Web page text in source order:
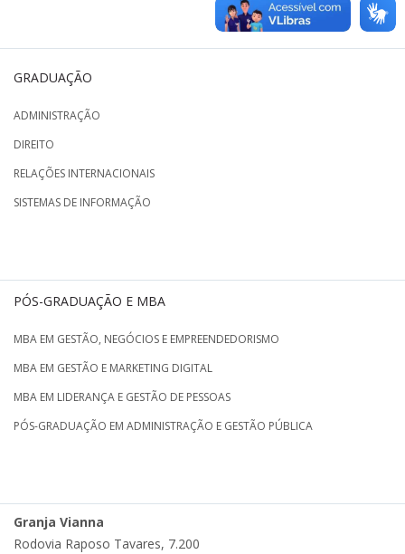
GRADUAÇÃO
ADMINISTRAÇÃO
DIREITO
RELAÇÕES INTERNACIONAIS
SISTEMAS DE INFORMAÇÃO
PÓS-GRADUAÇÃO E MBA
MBA EM GESTÃO, NEGÓCIOS E EMPREENDEDORISMO
MBA EM GESTÃO E MARKETING DIGITAL
MBA EM LIDERANÇA E GESTÃO DE PESSOAS
PÓS-GRADUAÇÃO EM ADMINISTRAÇÃO E GESTÃO PÚBLICA
Granja Vianna
Rodovia Raposo Tavares, 7.200